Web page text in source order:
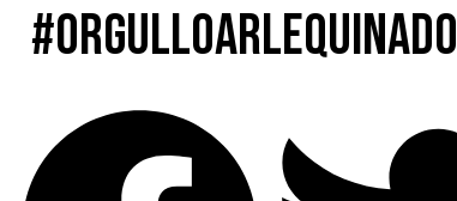
#orgulloarlequinado